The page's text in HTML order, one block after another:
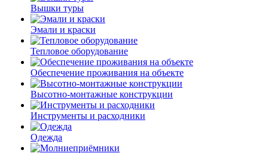
Вышки туры
Эмали и краски
Тепловое оборудование
Обеспечение проживания на объекте
Высотно-монтажные конструкции
Инструменты и расходники
Одежда